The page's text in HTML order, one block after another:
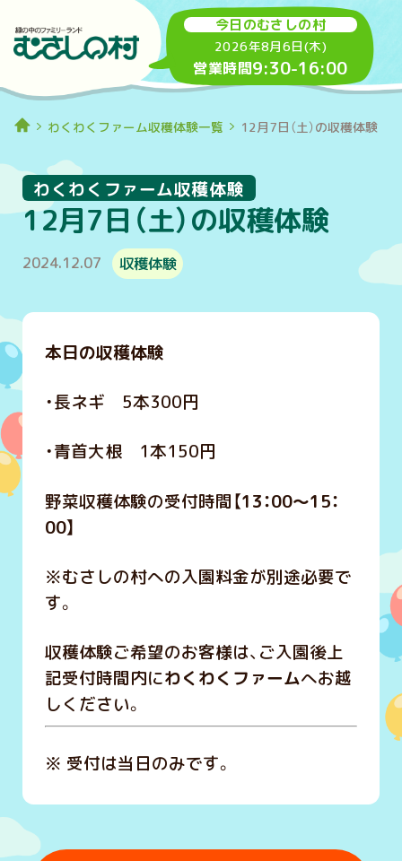
今日のむさしの村
2026年8月6日(木)
営業時間9:30-16:00
わくわくファーム収穫体験一覧 12月7日（土）の収穫体験
12月7日（土）の収穫体験
わくわくファーム収穫体験
2024.12.07 収穫体験
本日の収穫体験
・長ネギ 5本300円
・青首大根 1本150円
野菜収穫体験の受付時間【13：00～15：
00】
※むさしの村への入園料金が別途必要で
す。
収穫体験ご希望のお客様は、ご入園後上
記受付時間内にわくわくファームへお越
しください。
※ 受付は当日のみです。